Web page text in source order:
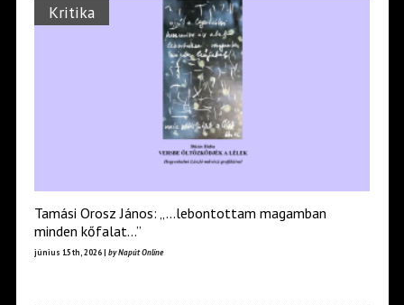
Kritika
Tamási Orosz János: „…lebontottam magamban
minden kőfalat…”
június 15th, 2026 | by Napút Online